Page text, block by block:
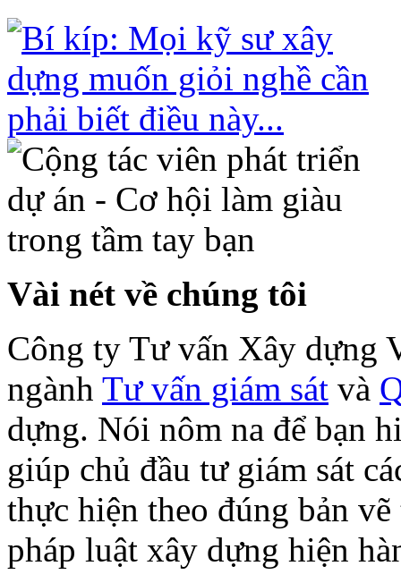
Vài nét về chúng tôi
Công ty Tư vấn Xây dựng
ngành Tư vấn giám sát và
dựng. Nói nôm na để bạn
giúp chủ đầu tư giám sát
thực hiện theo đúng bản
pháp luật xây dựng hiện